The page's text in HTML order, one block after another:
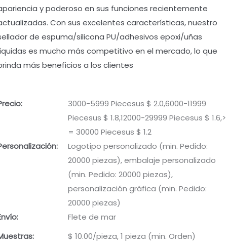
y poderoso en sus funciones recientemente
Con sus excelentes características, nuestro
de espuma/silicona PU/adhesivos epoxi/uñas
es mucho más competitivo en el mercado, lo que
más beneficios a los clientes
3000-5999 Piecesus $ 2.0,6000-11999
Piecesus $ 1.8,12000-29999 Piecesus $ 1.6,>
= 30000 Piecesus $ 1.2
Logotipo personalizado (min. Pedido:
20000 piezas), embalaje personalizado
(min. Pedido: 20000 piezas),
personalización gráfica (min. Pedido:
20000 piezas)
Flete de mar
$ 10.00/pieza, 1 pieza (min. Orden)